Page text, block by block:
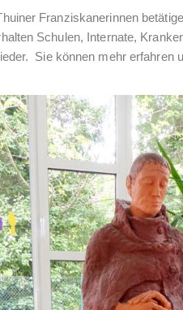
Franziskanerinnen
Schulen, Internate,
Sie können mehr erfahren